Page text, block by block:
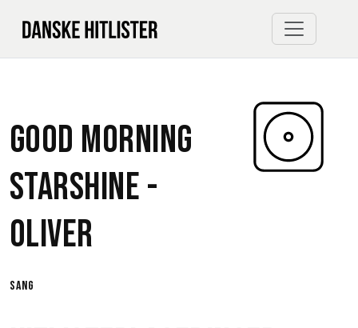
Good Morning
Starshine -
Oliver
sang